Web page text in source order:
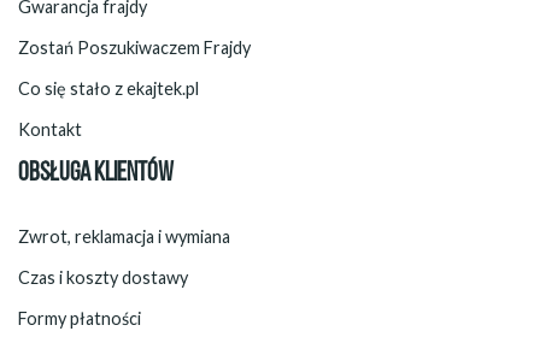
Gwarancja frajdy
Zostań Poszukiwaczem Frajdy
Co się stało z ekajtek.pl
Kontakt
OBSŁUGA KLIENTÓW
Zwrot, reklamacja i wymiana
Czas i koszty dostawy
Formy płatności